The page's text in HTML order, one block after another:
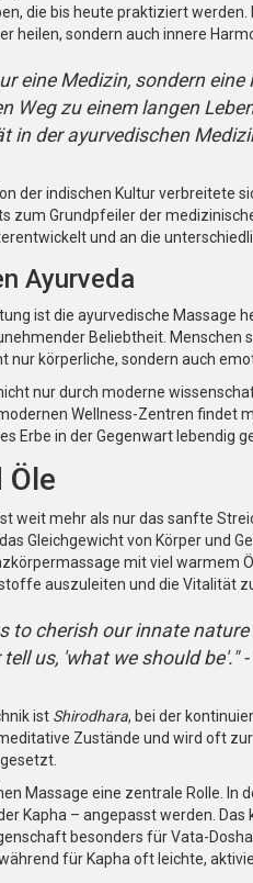
die bis heute praktiziert
heilen, sondern auch innere
eine Medizin, sondern
Weg zu einem langen
in der ayurvedischen
der indischen Kultur verbreitete
zum Grundpfeiler der
und an die
Ayurveda
ist die ayurvedische Massage
Beliebtheit. Menschen
nur körperliche, sondern auch
nur durch moderne
Wellness-Zentren findet
Erbe in der Gegenwart lebendig
Öle
weit mehr als nur das sanfte
Gleichgewicht von Körper und
mit viel warmem
auszuleiten und die Vitalität
to cherish our innate
us, 'what we should be'."
ist Shirodhara, bei der
Zustände und wird oft
Massage eine zentrale Rolle. In
Kapha – angepasst werden. Das
besonders für Vata-
für Kapha oft leichte,